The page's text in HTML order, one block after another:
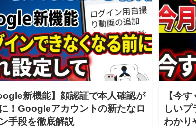
新機能】顔認証で本人確認が
！Googleアカウントの新たなロ
手段を徹底解説
【今
しいプ
わかり